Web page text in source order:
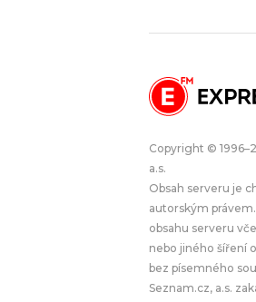
PODCASTY
JAK
RÁDIO
APLIKACE
PROGRAM
SOUTĚŽE
Copyright ©
a.s.
Obsah serveru je
autorským
obsahu serveru
nebo jiného šíření
bez písemného
Seznam.cz, a.s.